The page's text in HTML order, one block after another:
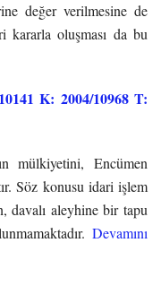
değer verilmesine de
kararla oluşması da bu
K: 2004/10968 T:
mülkiyetini, Encümen
Söz konusu idari işlem
davalı aleyhine bir tapu
Devamını